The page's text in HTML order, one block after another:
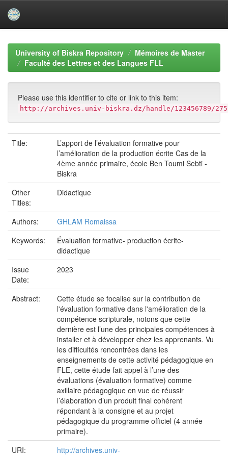
navigationUniversity of Biskra Repository
Mémoires de Master
Faculté des Lettres et des Langues FLL
Please use this identifier to cite or link to this item:
http://archives.univ-biskra.dz/handle/123456789/
Title:
L’apport de l’évaluation formative pour
l’amélioration de la production écrite Cas de la
4ème année primaire, école Ben Toumi Sebti -
Biskra
Other
Titles:
Didactique
Authors:
GHLAM Romaissa
Keywords:
Évaluation formative- production écrite-
didactique
Issue
Date:
2023
Abstract:
Cette étude se focalise sur la contribution de
l'évaluation formative dans l'amélioration de la
compétence scripturale, notons que cette
dernière est l’une des principales compétences à
installer et à développer chez les apprenants. Vu
les difficultés rencontrées dans les
enseignements de cette activité pédagogique en
FLE, cette étude fait appel à l’une des
évaluations (évaluation formative) comme
axillaire pédagogique en vue de réussir
l’élaboration d’un produit final cohérent
répondant à la consigne et au projet
pédagogique du programme officiel (4 année
primaire).
URI:
http://archives.univ-